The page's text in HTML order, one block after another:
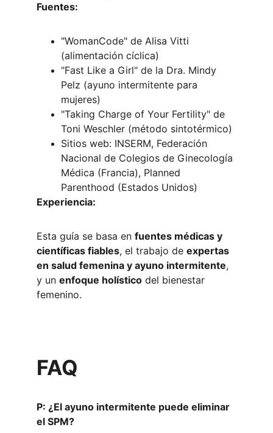
Fuentes:
"WomanCode" de Alisa Vitti
(alimentación cíclica)
"Fast Like a Girl" de la Dra. Mindy
Pelz (ayuno intermitente para
mujeres)
"Taking Charge of Your Fertility" de
Toni Weschler (método sintotérmico)
Sitios web: INSERM, Federación
Nacional de Colegios de Ginecología
Médica (Francia), Planned
Parenthood (Estados Unidos)
Experiencia:
Esta guía se basa en fuentes médicas y
científicas fiables, el trabajo de expertas
en salud femenina y ayuno intermitente,
y un enfoque holístico del bienestar
femenino.
FAQ
P: ¿El ayuno intermitente puede eliminar
el SPM?